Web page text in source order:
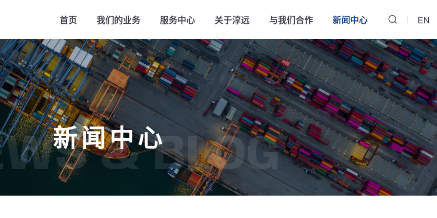
EN
首页 我们的业务 服务中心 关于淳远 与我们合作 新闻中心
新闻中心
& BLOG